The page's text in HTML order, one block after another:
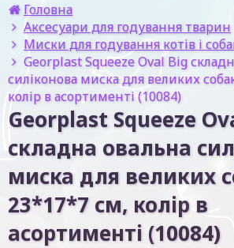
Головна
Аксесуари для годування тварин
Миски для годування котів і
Georplast Squeeze Oval Big
силіконова миска для великих
колір в асортименті (10084)
Georplast Squeeze
складна овальна
миска для великих
23*17*7 см, колір в
асортименті (10084)